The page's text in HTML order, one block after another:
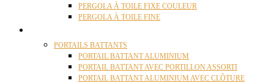
PERGOLA À TOILE FIXE COULEUR
PERGOLA À TOILE FINE
PORTAILS BATTANTS
PORTAIL BATTANT ALUMINIUM
PORTAIL BATTANT AVEC PORTILLON ASSORTI
PORTAIL BATTANT ALUMINIUM AVEC CLÔTURE